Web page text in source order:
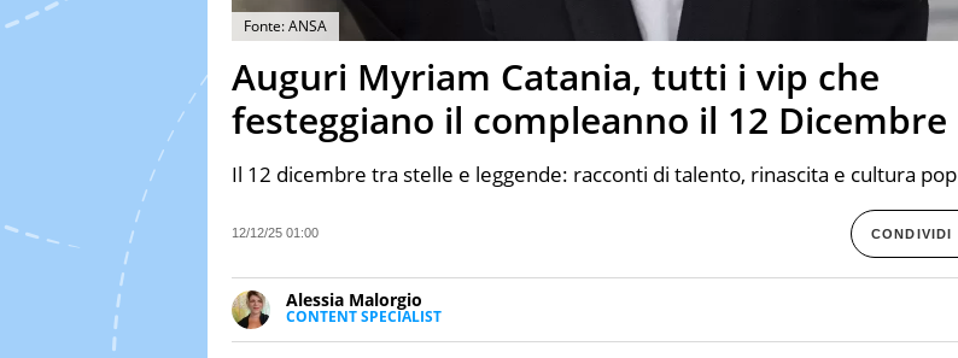
Fonte: ANSA
Auguri Myriam Catania, tutti i vip che
festeggiano il compleanno il 12 Dicembre
Il 12 dicembre tra stelle e leggende: racconti di talento, rinascita e cultura pop
12/12/25 01:00 CONDIVIDI
Alessia Malorgio
CONTENT SPECIALIST
Ha conseguito un Master in Marketing Management e Google Digital Training su